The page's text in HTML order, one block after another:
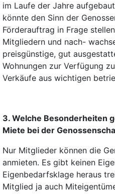
im Laufe der Jahre
könnte den Sinn der
Förderauftrag in Frage
Mitgliedern und nach-
preisgünstige, gut
Wohnungen zur Verfügung
Verkäufe aus wichtigen
3. Welche Besonderheiten
Miete bei der
Nur Mitglieder können die
anmieten. Es gibt keinen
Eigenbedarfsklage heraus
Mitglied ja auch